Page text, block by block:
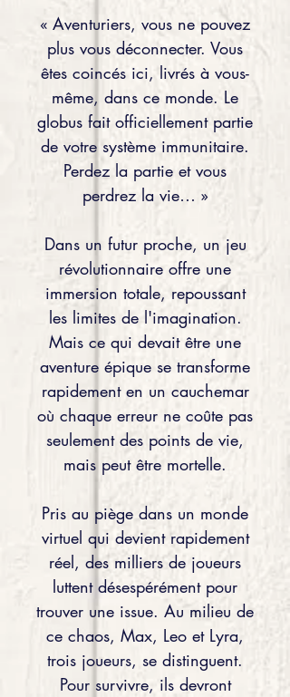
« Aventuriers, vous ne pouvez
plus vous déconnecter. Vous
êtes coincés ici, livrés à vous-
même, dans ce monde. Le
globus fait officiellement partie
de votre système immunitaire.
Perdez la partie et vous
perdrez la vie… »
Dans un futur proche, un jeu
révolutionnaire offre une
immersion totale, repoussant
les limites de l'imagination.
Mais ce qui devait être une
aventure épique se transforme
rapidement en un cauchemar
où chaque erreur ne coûte pas
seulement des points de vie,
mais peut être mortelle.
Pris au piège dans un monde
virtuel qui devient rapidement
réel, des milliers de joueurs
luttent désespérément pour
trouver une issue. Au milieu de
ce chaos, Max, Leo et Lyra,
trois joueurs, se distinguent.
Pour survivre, ils devront